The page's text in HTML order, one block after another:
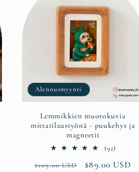
Alennusmyynti
Lemmikkien muotokuvia
mittatilaustyönä - puukehys ja
magneetit
(92)92
yhteensä
Normaalihinta
$109.00 USD Alennushinta
$89.00 USD